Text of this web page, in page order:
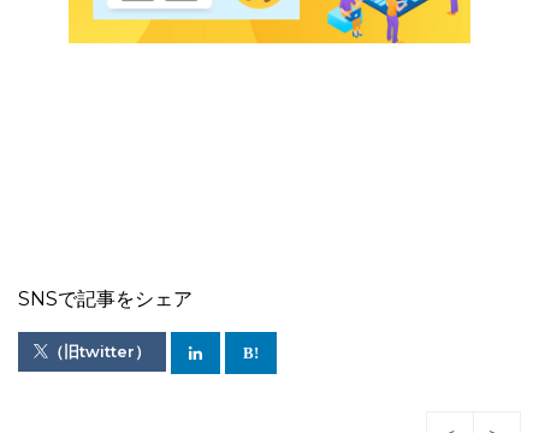
SNSで記事をシェア
（旧twitter）